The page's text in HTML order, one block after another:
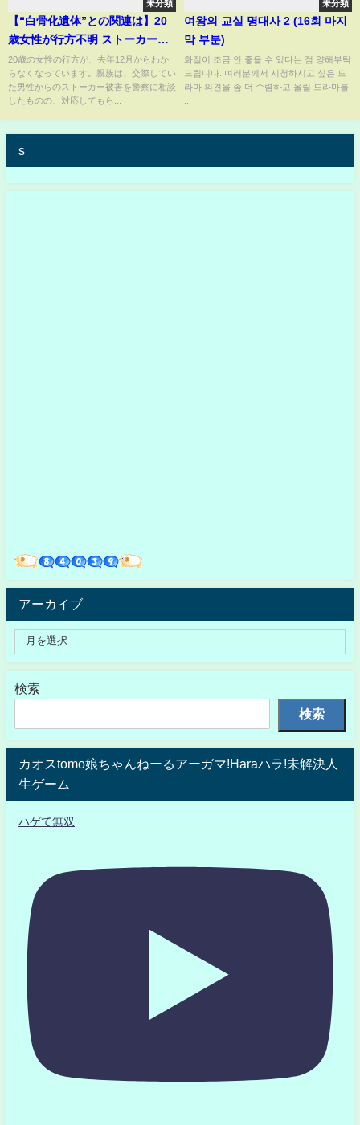
未分類
【“白骨化遺体”との関連は】20
歳女性が行方不明 ストーカー被
害を相談も...警察“対応せず”と親
族訴え
20歳の女性の行方が、去年12月からわか
らなくなっています。親族は、交際してい
た男性からのストーカー被害を警察に相談
したものの、対応してもら...
未分類
여왕의 교실 명대사 2 (16회 마지
막 부분)
화질이 조금 안 좋을 수 있다는 점 양해부탁
드립니다. 여러분께서 시청하시고 싶은 드
라마 의견을 좀 더 수렴하고 올릴 드라마를
s
アーカイブ
検索
検索
カオスtomo娘ちゃんねーるアーガマ!Haraハラ!未解決人
生ゲーム
ハゲて無双